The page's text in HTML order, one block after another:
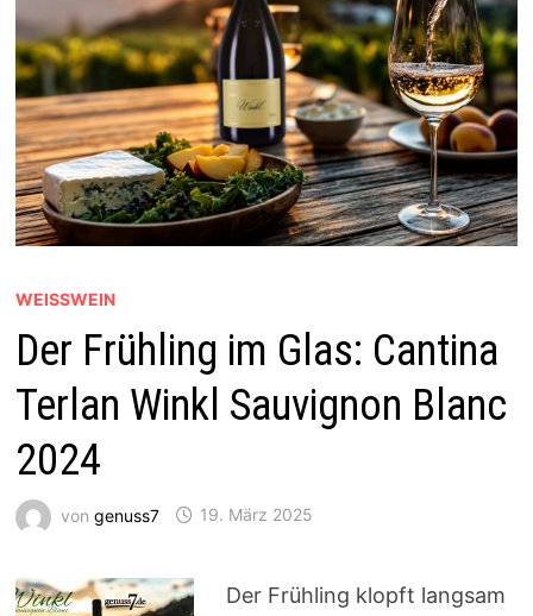
WEISSWEIN
Der Frühling im Glas: Cantina
Terlan Winkl Sauvignon Blanc
2024
von genuss7 19. März 2025
Der Frühling klopft langsam